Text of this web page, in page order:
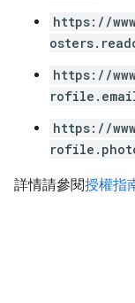
https://
https://
https://
詳情請參閱授權指